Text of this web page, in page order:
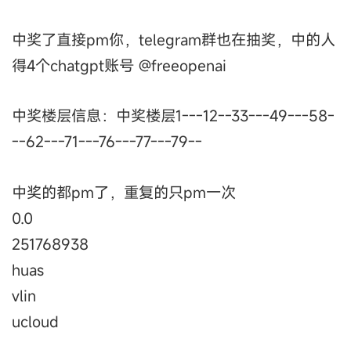
中奖了直接pm你，telegram群也在抽奖，中的人
得4个chatgpt账号 @freeopenai
中奖楼层信息：中奖楼层1---12--33---49---58-
--62---71---76---77---79--
中奖的都pm了，重复的只pm一次
0.0
251768938
huas
vlin
ucloud